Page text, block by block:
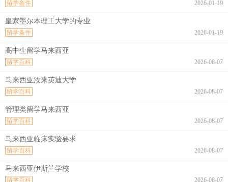
2026-01-19
留学条件
皇家墨尔本理工大学的专业
2026-01-19
留学条件
高中生留学马来西亚
2026-08-07
留学百科
马来西亚汝来英迪大学
2026-08-07
留学百科
管理类留学马来西亚
2026-08-07
留学百科
马来西亚临床实验要求
2026-08-07
留学百科
马来西亚伊斯兰学校
2026-08-07
留学百科